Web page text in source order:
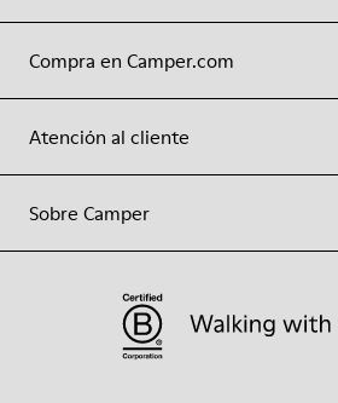
Compra en Camper.com
Atención al cliente
Sobre Camper